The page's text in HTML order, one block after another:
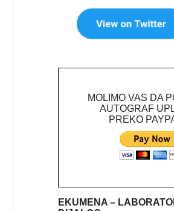
MOLIMO VAS DA
AUTOGRAF
PREKO
EKUMENA –